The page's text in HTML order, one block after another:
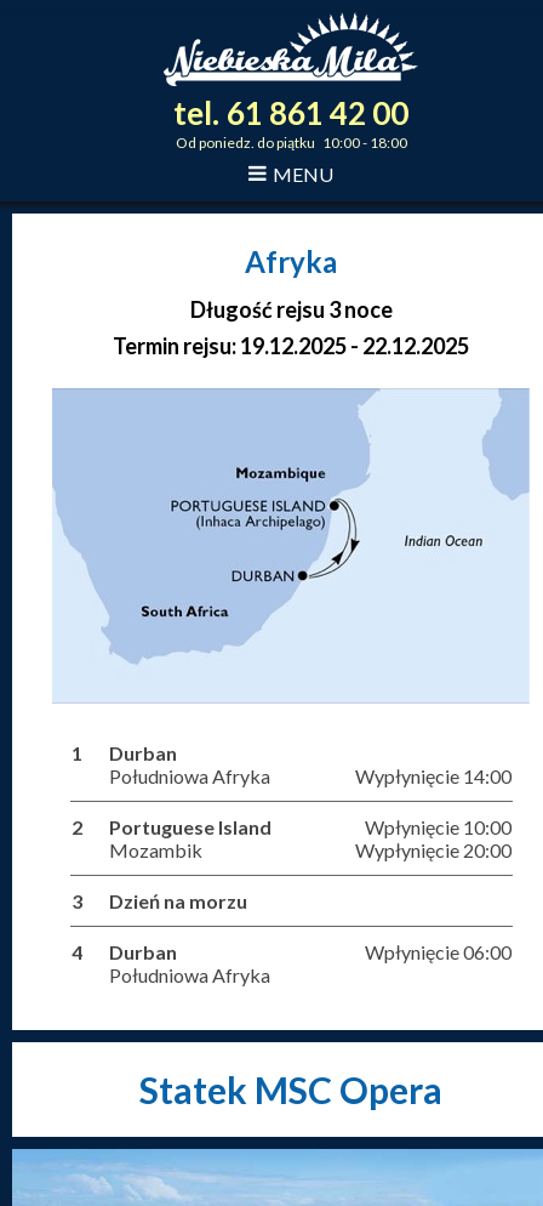
tel. 61 861 42 00
Od poniedz. do piątku 10:00 - 18:00
MENU
Afryka
Długość rejsu 3 noce
Termin rejsu: 19.12.2025 - 22.12.2025
1
Durban
Południowa Afryka
Wypłynięcie 14:00
2
Portuguese Island
Mozambik
Wpłynięcie 10:00
Wypłynięcie 20:00
3 Dzień na morzu
4
Durban
Południowa Afryka
Wpłynięcie 06:00
Statek MSC Opera